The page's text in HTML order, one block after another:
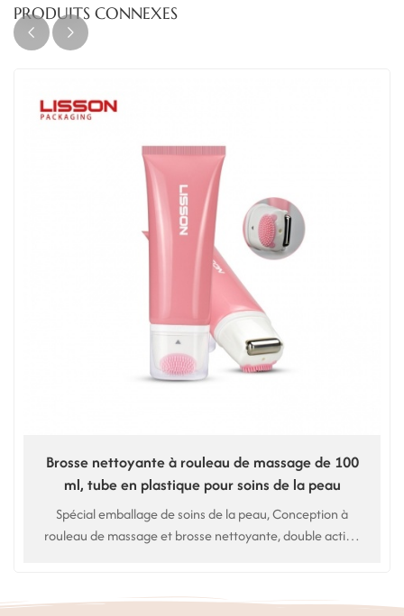
PRODUITS CONNEXES
Brosse nettoyante à rouleau de massage de 100
ml, tube en plastique pour soins de la peau
Spécial emballage de soins de la peau, Conception à
rouleau de massage et brosse nettoyante, double action